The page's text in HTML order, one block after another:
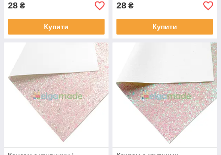
28 ₴
Купити
28 ₴
Купити